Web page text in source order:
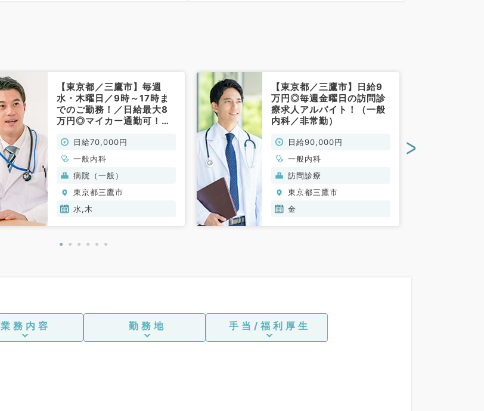
【東京都／三鷹市】毎週
水・木曜日／9時～17時ま
でのご勤務！／日給最大8
万円◎マイカー通勤可！病
す（一般内科／非常勤）
日給70,000円
一般内科
病院（一般）
東京都三鷹市
水,木
【東京都／三鷹市】日給9
万円◎毎週金曜日の訪問診
療求人アルバイト！（一般
内科／非常勤）
日給90,000円
一般内科
訪問診療
東京都三鷹市
金
>
業務内容 勤務地 手当/福利厚生